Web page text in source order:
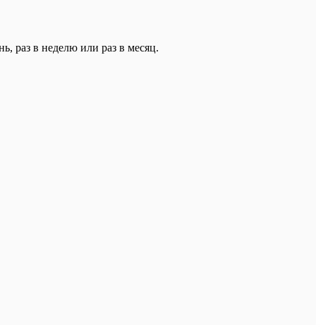
раз в неделю или раз в месяц.